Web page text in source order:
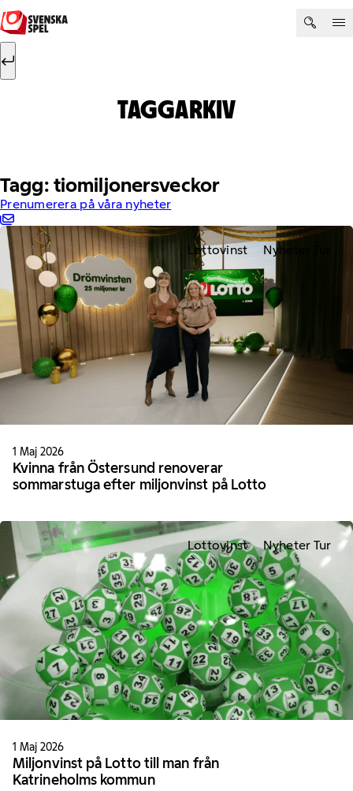
Hoppa till innehåll
Sök efter:
TAGGARKIV
Tagg: tiomiljonersveckor
Prenumerera på våra nyheter
Lottovinst Nyheter Tur
1 Maj 2026
Kvinna från Östersund renoverar
sommarstuga efter miljonvinst på Lotto
Lottovinst Nyheter Tur
1 Maj 2026
Miljonvinst på Lotto till man från
Katrineholms kommun